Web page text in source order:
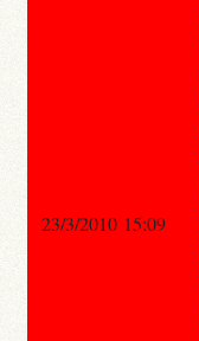
23/3/2010 15:09